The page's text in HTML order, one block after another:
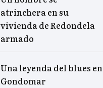
atrinchera en su
vivienda de Redondela
armado
Una leyenda del blues en
Gondomar